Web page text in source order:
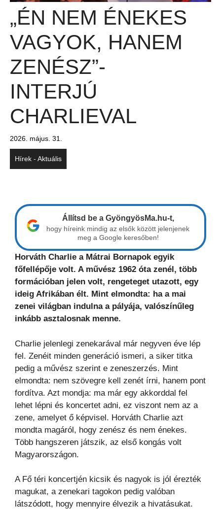
„ÉN NEM ÉNEKES
VAGYOK, HANEM
ZENÉSZ”-
INTERJÚ
CHARLIEVAL
2026. május. 31.
Hírek - Aktuális
Állítsd be a GyöngyösMa.hu-t,
hogy híreink mindig az elsők között jelenjenek
meg a Google keresőben!
Horváth Charlie a Mátrai Bornapok egyik
főfellépője volt. A művész 1962 óta zenél, több
formációban jelen volt, rengeteget utazott, egy
ideig Afrikában élt. Mint elmondta: ha a mai
zenei világban indulna a pályája, valószínűleg
inkább asztalosnak menne.
Charlie jelenlegi zenekarával már negyven éve lép
fel. Zenéit minden generáció ismeri, a siker titka
pedig a művész szerint e zeneszerzés. Mint
elmondta: nem szövegre kell zenét írni, hanem pont
fordítva. Azt mondja: ma már egy akkorddal fel
lehet lépni és koncertet adni, ez viszont nem az a
zene, amelyet ő képvisel. Horváth Charlie azt
mondta magáról, hogy zenész és nem énekes.
Több hangszeren játszik, az első kongás volt
Magyarországon.
A Fő téri koncertjén kicsik és nagyok is jól érezték
magukat, a zenekari tagokon pedig valóban
látszódott, hogy mennyire élvezik a hivatásukat.